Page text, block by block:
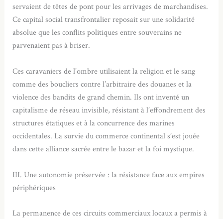
servaient de têtes de pont pour les arrivages de marchandises.
Ce capital social transfrontalier reposait sur une solidarité
absolue que les conflits politiques entre souverains ne
parvenaient pas à briser.
Ces caravaniers de l’ombre utilisaient la religion et le sang
comme des boucliers contre l’arbitraire des douanes et la
violence des bandits de grand chemin. Ils ont inventé un
capitalisme de réseau invisible, résistant à l’effondrement des
structures étatiques et à la concurrence des marines
occidentales. La survie du commerce continental s’est jouée
dans cette alliance sacrée entre le bazar et la foi mystique.
III. Une autonomie préservée : la résistance face aux empires
périphériques
La permanence de ces circuits commerciaux locaux a permis à